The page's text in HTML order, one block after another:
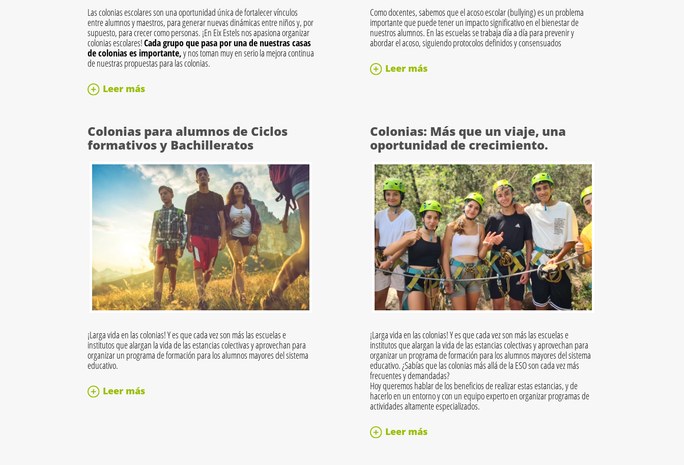
Las colonias escolares son una oportunidad única de fortalecer vínculos
entre alumnos y maestros, para generar nuevas dinámicas entre niños y, por
supuesto, para crecer como personas. ¡En Eix Estels nos apasiona organizar
colonias escolares!Cada grupo que pasa por una de nuestras casas
de colonias es importante,y nos toman muy en serio la mejora continua
de nuestras propuestas para las colonias.
Leer más
Como docentes, sabemos que el acoso escolar (bullying) es un problema
importante que puede tener un impacto significativo en el bienestar de
nuestros alumnos. En las escuelas se trabaja día a día para prevenir y
abordar el acoso, siguiendo protocolos definidos y consensuados
Leer más
Colonias para alumnos de Ciclos
formativos y Bachilleratos
¡Larga vida en las colonias! Y es que cada vez son más las escuelas e
institutos que alargan la vida de las estancias colectivas y aprovechan para
organizar un programa de formación para los alumnos mayores del sistema
educativo.
Leer más
Colonias: Más que un viaje, una
oportunidad de crecimiento.
¡Larga vida en las colonias! Y es que cada vez son más las escuelas e
institutos que alargan la vida de las estancias colectivas y aprovechan para
organizar un programa de formación para los alumnos mayores del sistema
educativo. ¿Sabías que las colonias más allá de la ESO son cada vez más
frecuentes y demandadas?
Hoy queremos hablar de los beneficios de realizar estas estancias, y de
hacerlo en un entorno y con un equipo experto en organizar programas de
actividades altamente especializados.
Leer más